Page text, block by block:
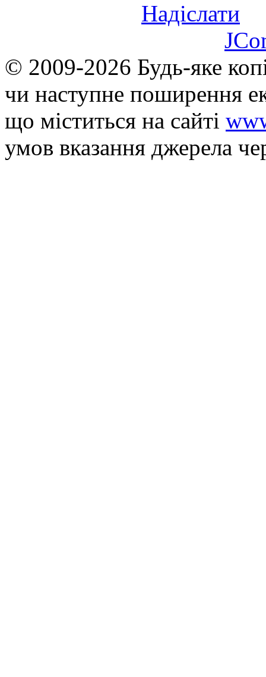
Надіслати
© 2009-2026 Будь-яке
чи наступне поширення
що мiститься на сайті
умов вказання джерела